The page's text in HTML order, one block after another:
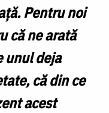
Pentru noi
că ne arată
unul deja
că din ce
acest